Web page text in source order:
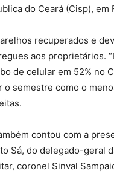
do Ceará (Cisp), em
recuperados e
aos proprietários.
de celular em 52% no
o semestre como o
contou com a
Sá, do delegado-geral
coronel Sinval